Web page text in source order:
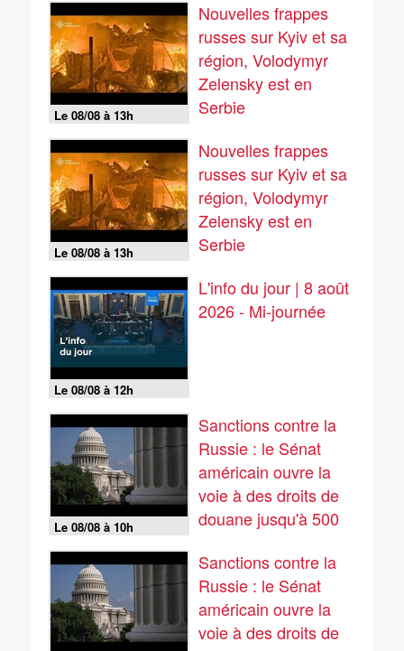
Le 08/08 à 13h
Nouvelles frappes
russes sur Kyiv et sa
région, Volodymyr
Zelensky est en
Serbie
Le 08/08 à 13h
Nouvelles frappes
russes sur Kyiv et sa
région, Volodymyr
Zelensky est en
Serbie
Le 08/08 à 12h
L'info du jour | 8 août
2026 - Mi-journée
Le 08/08 à 10h
Sanctions contre la
Russie : le Sénat
américain ouvre la
voie à des droits de
douane jusqu'à 500
Sanctions contre la
Russie : le Sénat
américain ouvre la
voie à des droits de